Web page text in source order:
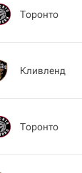
Торонто
Кливленд
Торонто